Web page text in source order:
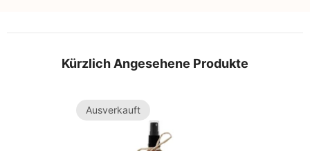
Kürzlich Angesehene Produkte
Ausverkauft